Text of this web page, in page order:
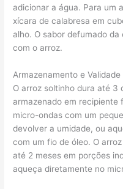
adicionar a água. Para um
xícara de calabresa em
alho. O sabor defumado
com o arroz.
Armazenamento e Validade
O arroz soltinho dura até 3
armazenado em recipiente
micro-ondas com um
devolver a umidade, ou
com um fio de óleo. O
até 2 meses em porções
aqueça diretamente no